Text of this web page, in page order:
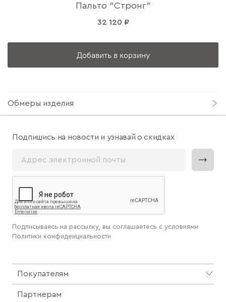
Пальто "Стронг"
32 120 ₽
Добавить в корзину
Обмеры изделия
Покупателям
Партнерам
Подпишись на новости и узнавай о скидках
Подписываясь на рассылку, вы соглашаетесь с условиями
Политики конфиденциальности